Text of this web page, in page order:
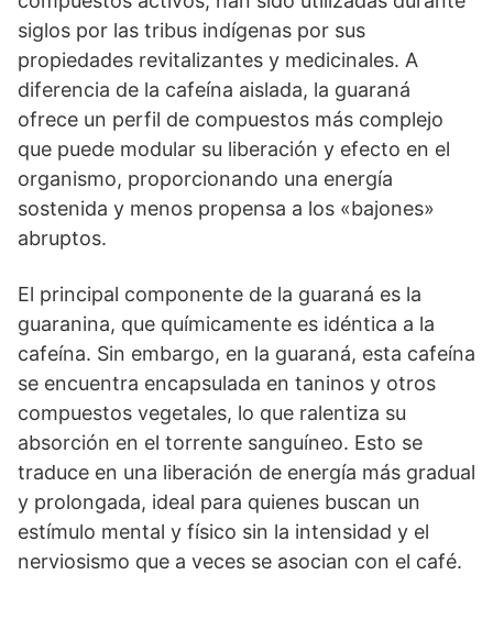
siglos por las tribus indígenas por sus
propiedades revitalizantes y medicinales. A
diferencia de la cafeína aislada, la guaraná
ofrece un perfil de compuestos más complejo
que puede modular su liberación y efecto en el
organismo, proporcionando una energía
sostenida y menos propensa a los «bajones»
abruptos.
El principal componente de la guaraná es la
guaranina, que químicamente es idéntica a la
cafeína. Sin embargo, en la guaraná, esta cafeína
se encuentra encapsulada en taninos y otros
compuestos vegetales, lo que ralentiza su
absorción en el torrente sanguíneo. Esto se
traduce en una liberación de energía más gradual
y prolongada, ideal para quienes buscan un
estímulo mental y físico sin la intensidad y el
nerviosismo que a veces se asocian con el café.